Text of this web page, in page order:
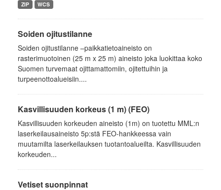
ZIP WCS
Soiden ojitustilanne
Soiden ojitustilanne –paikkatietoaineisto on
rasterimuotoinen (25 m x 25 m) aineisto joka luokittaa koko
Suomen turvemaat ojittamattomiin, ojitettuihin ja
turpeenottoalueisiin....
Kasvillisuuden korkeus (1 m) (FEO)
Kasvillisuuden korkeuden aineisto (1m) on tuotettu MML:n
laserkeilausaineisto 5p:stä FEO-hankkeessa vain
muutamilta laserkeilauksen tuotantoalueilta. Kasvillisuuden
korkeuden...
Vetiset suonpinnat